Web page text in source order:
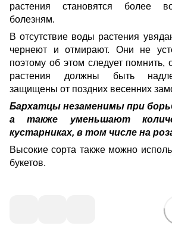
растения становятся более
болезням.
В отсутствие воды растения
чернеют и отмирают. Они не
поэтому об этом следует помнить,
растения должны быть
защищены от поздних весенних
Бархатцы незаменимы при
а также уменьшают
кустарниках, в том числе на
Высокие сорта также можно
букетов.